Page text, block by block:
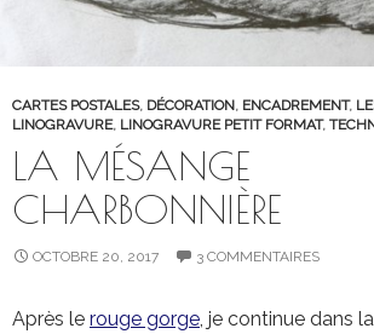
CARTES POSTALES, DÉCORATION, ENCADREMENT,
LINOGRAVURE, LINOGRAVURE PETIT FORMAT,
LA MÉSANGE
CHARBONNIÈRE
OCTOBRE 20, 2017 3 COMMENTAIRES
Après le rouge gorge , je continue dans